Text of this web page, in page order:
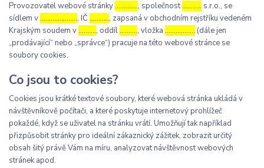
Provozovatel webové stránky …………., společnost……….. s.r.o., se
sídlem v …………………, IČ ……….., zapsaná v obchodním rejstříku vedeném
Krajským soudem v ………., oddíl ………., vložka …………….. (dále jen
„prodávající“ nebo „správce“) pracuje na této webové stránce se
soubory cookies.
Co jsou to cookies?
Cookies jsou krátké textové soubory, které webová stránka ukládá v
návštěvníkově počítači, a které poskytuje internetový prohlížeč
pokaždé, když se uživatel na stránku vrátí. Umožňují tak například
přizpůsobit stránky pro ideální zákaznický zážitek, zobrazit určitý
obsah šitý právě Vám na míru, analyzovat návštěvnost webových
stránek apod.